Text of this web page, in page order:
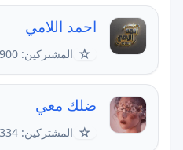
احمد اللامي
☆ المشتركين: 89,900
ضلك معي
☆ المشتركين: 334